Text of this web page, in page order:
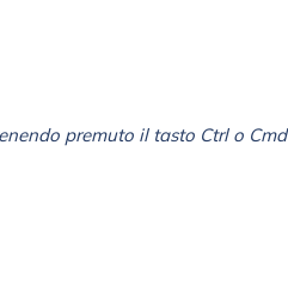
premuto il tasto Ctrl o Cmd